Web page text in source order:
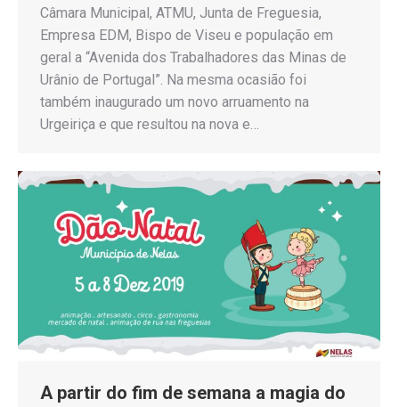
Câmara Municipal, ATMU, Junta de Freguesia,
Empresa EDM, Bispo de Viseu e população em
geral a “Avenida dos Trabalhadores das Minas de
Urânio de Portugal”. Na mesma ocasião foi
também inaugurado um novo arruamento na
Urgeiriça e que resultou na nova e…
A partir do fim de semana a magia do